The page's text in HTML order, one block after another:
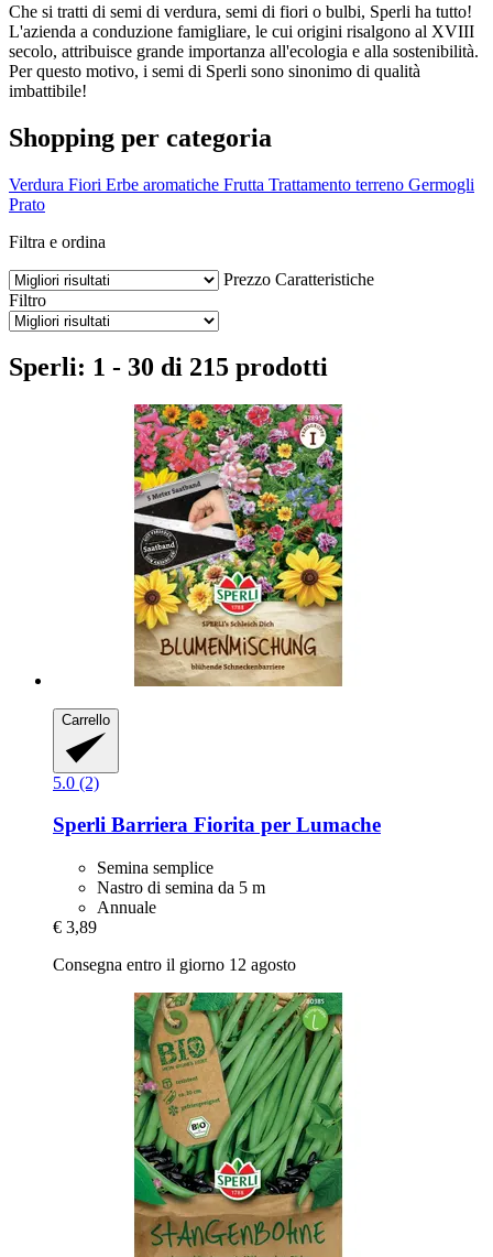
Che si tratti di semi di verdura, semi di fiori o bulbi, Sperli ha tutto!
L'azienda a conduzione famigliare, le cui origini risalgono al XVIII
secolo, attribuisce grande importanza all'ecologia e alla sostenibilità.
Per questo motivo, i semi di Sperli sono sinonimo di qualità
imbattibile!
Shopping per categoria
Verdura Fiori Erbe aromatiche Frutta Trattamento terreno Germogli
Prato
Filtra e ordina
Prezzo Caratteristiche
Filtro
Sperli: 1 - 30 di 215 prodotti
Carrello
5.0 (2)
Sperli Barriera Fiorita per Lumache
Semina semplice
Nastro di semina da 5 m
Annuale
€ 3,89
Consegna entro il giorno 12 agosto